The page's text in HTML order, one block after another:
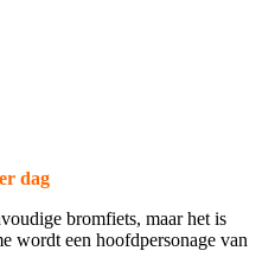
dag
bromfiets, maar het is
wordt een hoofdpersonage van